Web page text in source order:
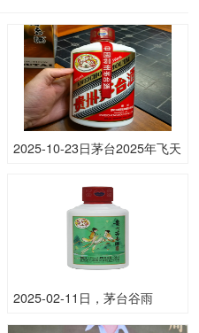
2025-10-23日茅台2025年飞天
瓶，下跌 10元
2025-02-11日，茅台谷雨
100ML53.00度酒每瓶的价格